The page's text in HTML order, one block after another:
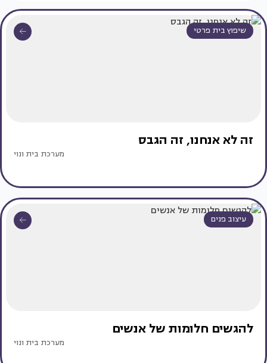
שיפוץ בית פרטי
זה לא אנחנו, זה הגבס
מערכת בית ונוי
עיצוב פנים
להגשים חלומות של אנשים
מערכת בית ונוי